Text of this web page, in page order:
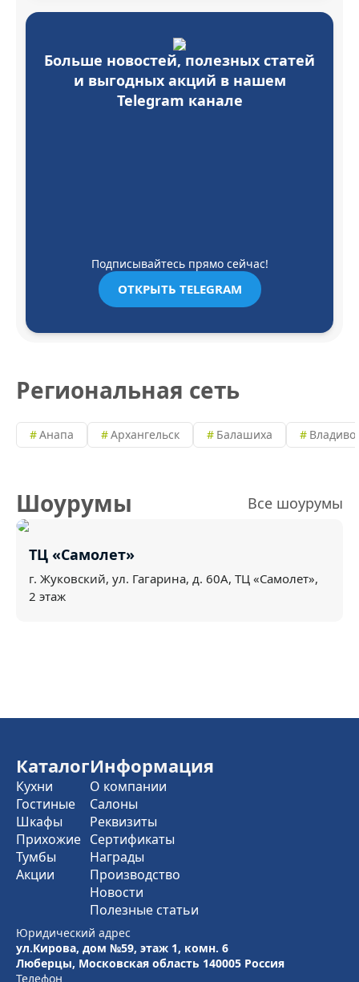
Больше новостей, полезных статей
и выгодных акций в нашем
Telegram канале
Подписывайтесь прямо сейчас!
ОТКРЫТЬ TELEGRAM
Региональная сеть
Анапа Архангельск Балашиха
Шоурумы Все шоурумы
ТЦ «Самолет»
г. Жуковский, ул. Гагарина, д. 60А, ТЦ «Самолет»,
2 этаж
Каталог
Кухни
Гостиные
Шкафы
Прихожие
Тумбы
Акции
Информация
О компании
Салоны
Реквизиты
Сертификаты
Награды
Производство
Новости
Полезные статьи
Юридический адрес
ул.Кирова, дом №59, этаж 1, комн. 6
Люберцы, Московская область 140005 Россия
Телефон